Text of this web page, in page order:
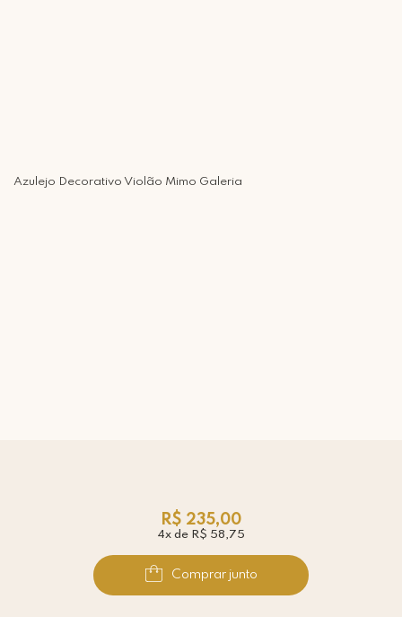
Azulejo Decorativo Violão Mimo Galeria
R$ 235,00
4x de R$ 58,75
Comprar junto